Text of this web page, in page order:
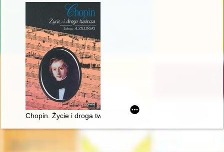
Chopin. Życie i droga twórcza